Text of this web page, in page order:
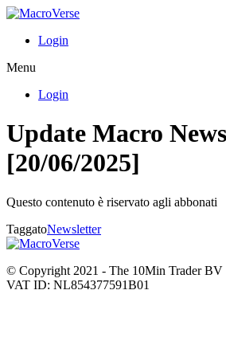
Login
Menu
Login
Update Macro News
[20/06/2025]
Questo contenuto è riservato agli abbonati
TaggatoNewsletter
© Copyright 2021 - The 10Min Trader
VAT ID: NL854377591B01